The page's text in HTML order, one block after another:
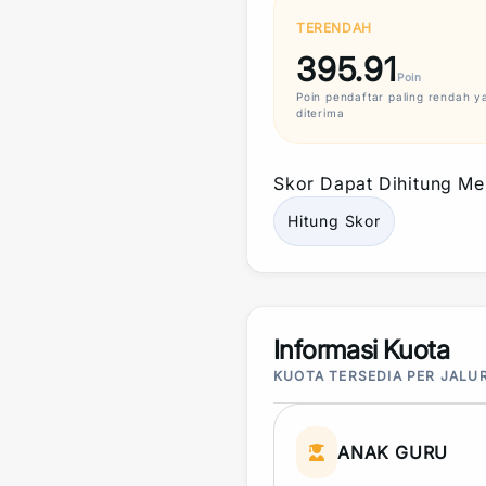
TERENDAH
395.91 Poin
Poin pendaftar paling rendah
diterima
Skor Dapat Dihitung
Hitung Skor
Informasi Kuota
KUOTA TERSEDIA PER
ANAK GURU